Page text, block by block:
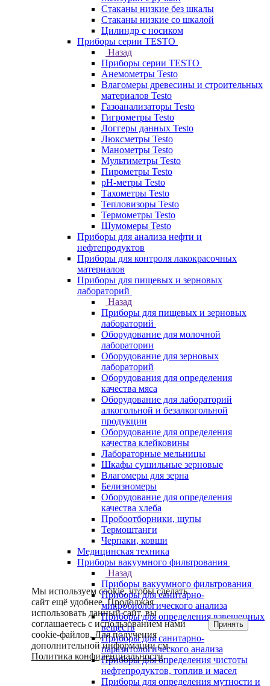
Стаканы низкие без шкалы
Стаканы низкие со шкалой
Цилиндр с носиком
Приборы серии TESTO
Назад
Приборы серии TESTO
Анемометры Testo
Влагомеры древесины и строительных
материалов Testo
Газоанализаторы Testo
Гигрометры Testo
Логгеры данных Testo
Люксметры Testo
Манометры Testo
Мультиметры Testo
Пирометры Testo
pH-метры Testo
Тахометры Testo
Тепловизоры Testo
Термометры Testo
Шумомеры Testo
Приборы для анализа нефти и
нефтепродуктов
Приборы для контроля лакокрасочных
материалов
Приборы для пищевых и зерновых
лабораторий
Назад
Приборы для пищевых и зерновых
лабораторий
Оборудование для молочной
лаборатории
Оборудование для зерновых
лабораторий
Оборудования для определения
качества мяса
Оборудование для лабораторий
алкогольной и безалкогольной
продукции
Оборудование для определения
качества клейковины
Лабораторные мельницы
Шкафы сушильные зерновые
Влагомеры для зерна
Белизномеры
Оборудование для определения
качества хлеба
Пробоотборники, щупы
Термоштанги
Черпаки, ковши
Медицинская техника
Приборы вакуумного фильтрования
Назад
Приборы вакуумного фильтрования
Приборы для санитарно-
микробиологического анализа
Приборы для определения взвешенных
веществ
Приборы для санитарно-
паразитологического анализа
Приборы для определения чистоты
нефтепродуктов, топлив и масел
Приборы для определения мутности и
Мы используем cookie, чтобы сделать
сайт ещё удобнее. Продолжая
использовать данный сайт, вы
соглашаетесь с использованием нами
cookie-файлов. Для получения
дополнительной информации см.
Политика конфиденциальности.
Принять